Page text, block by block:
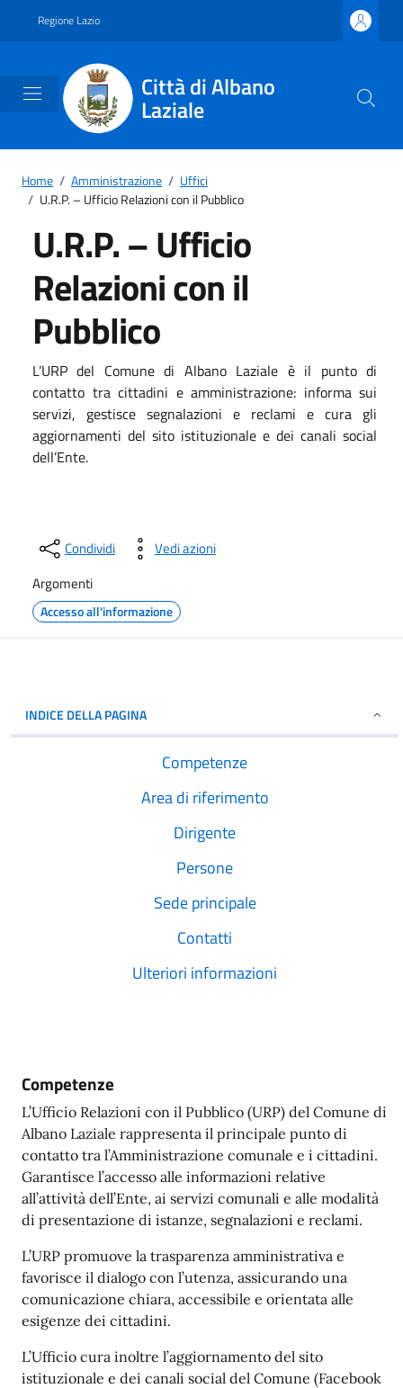
Regione Lazio
Città di Albano
Laziale
Home / Amministrazione / Uffici
/ U.R.P. – Ufficio Relazioni con il Pubblico
U.R.P. – Ufficio
Relazioni con il
Pubblico
L’URP del Comune di Albano Laziale è il punto di
contatto tra cittadini e amministrazione: informa sui
servizi, gestisce segnalazioni e reclami e cura gli
aggiornamenti del sito istituzionale e dei canali social
dell’Ente.
Condividi
Vedi azioni
Argomenti
Accesso all'informazione
INDICE DELLA PAGINA
Competenze
Area di riferimento
Dirigente
Persone
Sede principale
Contatti
Ulteriori informazioni
Competenze
L’Ufficio Relazioni con il Pubblico (URP) del Comune di
Albano Laziale rappresenta il principale punto di
contatto tra l’Amministrazione comunale e i cittadini.
Garantisce l’accesso alle informazioni relative
all’attività dell’Ente, ai servizi comunali e alle modalità
di presentazione di istanze, segnalazioni e reclami.
L’URP promuove la trasparenza amministrativa e
favorisce il dialogo con l’utenza, assicurando una
comunicazione chiara, accessibile e orientata alle
esigenze dei cittadini.
L’Ufficio cura inoltre l’aggiornamento del sito
istituzionale e dei canali social del Comune (Facebook